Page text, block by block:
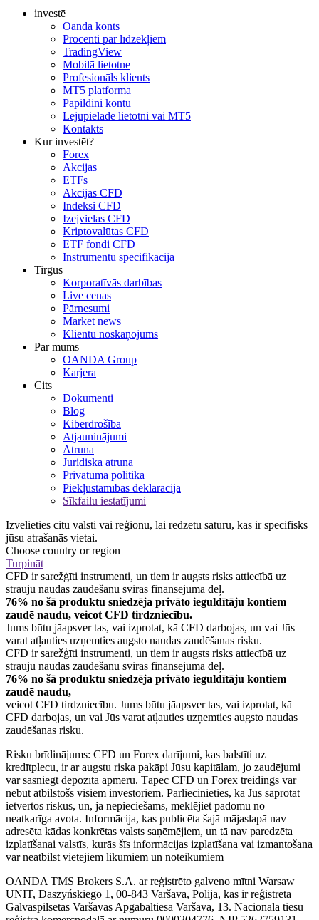
investē
Oanda konts
Procenti par līdzekļiem
TradingView
Mobilā lietotne
Profesionāls klients
MT5 platforma
Papildini kontu
Lejupielādē lietotni vai MT5
Kontakts
Kur investēt?
Forex
Akcijas
ETFs
Akcijas CFD
Indeksi CFD
Izejvielas CFD
Kriptovalūtas CFD
ETF fondi CFD
Instrumentu specifikācija
Tirgus
Korporatīvās darbības
Live cenas
Pārnesumi
Market news
Klientu noskaņojums
Par mums
OANDA Group
Karjera
Cits
Dokumenti
Blog
Kiberdrošība
Atjauninājumi
Atruna
Juridiska atruna
Privātuma politika
Piekļūstamības deklarācija
Sīkfailu iestatījumi
Izvēlieties citu valsti vai reģionu, lai redzētu saturu, kas ir specifisks
jūsu atrašanās vietai.
Choose country or region
Turpināt
CFD ir sarežģīti instrumenti, un tiem ir augsts risks attiecībā uz
strauju naudas zaudēšanu sviras finansējuma dēļ.
76% no šā produktu sniedzēja privāto ieguldītāju kontiem
zaudē naudu, veicot CFD tirdzniecību.
Jums būtu jāapsver tas, vai izprotat, kā CFD darbojas, un vai Jūs
varat atļauties uzņemties augsto naudas zaudēšanas risku.
CFD ir sarežģīti instrumenti, un tiem ir augsts risks attiecībā uz
strauju naudas zaudēšanu sviras finansējuma dēļ.
76% no šā produktu sniedzēja privāto ieguldītāju kontiem
zaudē naudu,
veicot CFD tirdzniecību. Jums būtu jāapsver tas, vai izprotat, kā
CFD darbojas, un vai Jūs varat atļauties uzņemties augsto naudas
zaudēšanas risku.
Risku brīdinājums: CFD un Forex darījumi, kas balstīti uz
kredītplecu, ir ar augstu riska pakāpi Jūsu kapitālam, jo zaudējumi
var sasniegt depozīta apmēru. Tāpēc CFD un Forex treidings var
nebūt atbilstošs visiem investoriem. Pārliecinieties, ka Jūs saprotat
ietvertos riskus, un, ja nepieciešams, meklējiet padomu no
neatkarīga avota. Informācija, kas publicēta šajā mājaslapā nav
adresēta kādas konkrētas valsts saņēmējiem, un tā nav paredzēta
izplatīšanai valstīs, kurās šīs informācijas izplatīšana vai izmantošana
var neatbilst vietējiem likumiem un noteikumiem
OANDA TMS Brokers S.A. ar reģistrēto galveno mītni Warsaw
UNIT, Daszyńskiego 1, 00-843 Varšavā, Polijā, kas ir reģistrēta
Galvaspilsētas Varšavas Apgabaltiesā Varšavā, 13. Nacionālā tiesu